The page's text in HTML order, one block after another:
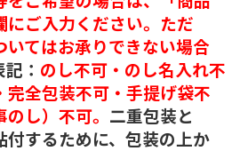
ご入力ください。ただ
いてはお承りできない場合
記： のし不可・のし名入れ不
完全包装不可・手提げ袋不
し）不可。 二重包装と
付するために、包装の上か